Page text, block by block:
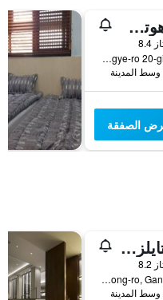
ذا كيوب هوتل - دار ضيافة
31, Toegye-ro 20-gil, Jung-gu, سيول, كوريا الجنوبية
الصفقة
إيبيس ستايلز أمباسادور سيول غانغنام
431, Samseong-ro, Gangnam-gu, سيول, كوريا الجنوبية